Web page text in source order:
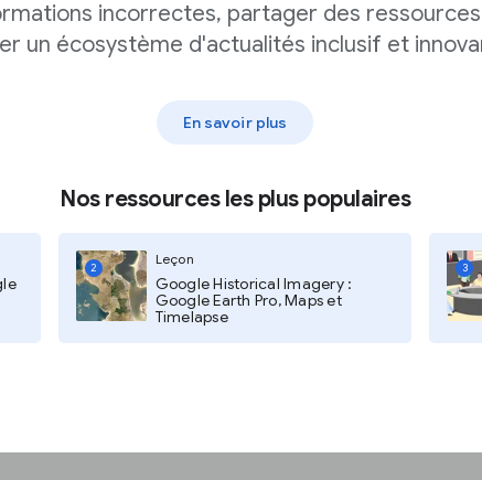
incorrectes, partager des
un écosystème d'actualités inclusif et
En savoir plus
Nos ressources les plus populaires
2
Leçon
Google Historical Imagery :
Google Earth Pro, Maps et
Timelapse
3
l’heure précédente à
l’apparition la plus